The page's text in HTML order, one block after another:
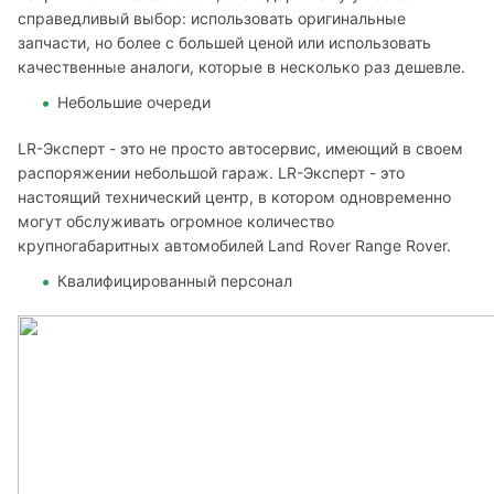
справедливый выбор: использовать оригинальные
запчасти, но более с большей ценой или использовать
качественные аналоги, которые в несколько раз дешевле.
Небольшие очереди
LR-Эксперт - это не просто автосервис, имеющий в своем
распоряжении небольшой гараж. LR-Эксперт - это
настоящий технический центр, в котором одновременно
могут обслуживать огромное количество
крупногабаритных автомобилей Land Rover Range Rover.
Квалифицированный персонал